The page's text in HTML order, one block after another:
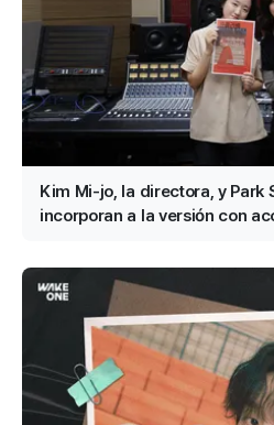
Kim Mi-jo, la directora, y Park
incorporan a la versión con